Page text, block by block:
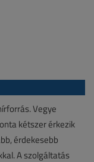
Vegye
kétszer érkezik
érdekesebb
A szolgáltatás